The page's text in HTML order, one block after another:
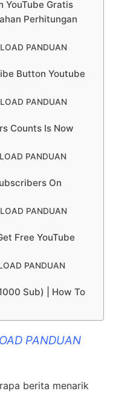
YouTube Gratis
Perhitungan
PANDUAN
Button Youtube
PANDUAN
Counts Is Now
PANDUAN
On
PANDUAN
Free YouTube
PANDUAN
Sub) | How To
PANDUAN
berita menarik